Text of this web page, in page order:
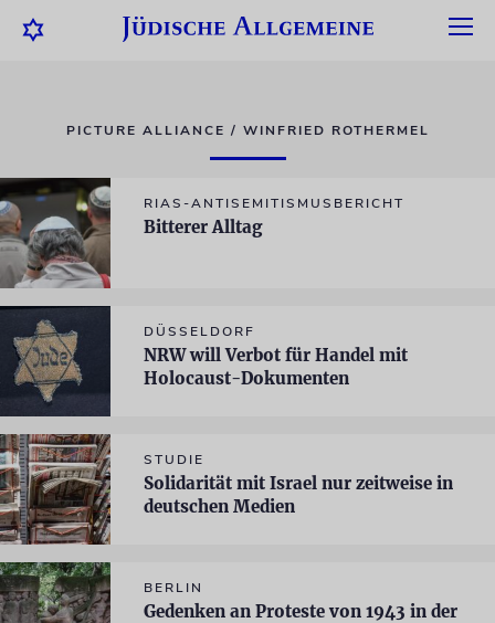
PICTURE ALLIANCE / WINFRIED ROTHERMEL
RIAS-ANTISEMITISMUSBERICHT
Bitterer Alltag
DÜSSELDORF
NRW will Verbot für Handel mit
Holocaust-Dokumenten
STUDIE
Solidarität mit Israel nur zeitweise in
deutschen Medien
BERLIN
Gedenken an Proteste von 1943 in der